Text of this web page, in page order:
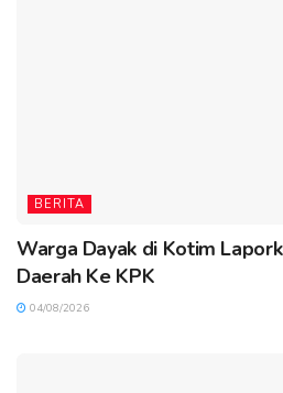
BERITA
Warga Dayak di Kotim
Daerah Ke KPK
04/08/2026